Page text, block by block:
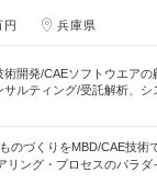
兵庫県
開発/CAEソフトウエアの
ルティング/受託解析、シ
ものづくりをMBD/CAE技
リング・プロセスのパラダ